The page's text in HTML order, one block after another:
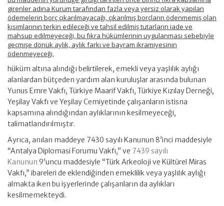
girenler adına Kurum tarafından fazla veya yersiz olarak yapılan
ödemelerin borç çıkarılmayacağı, çıkarılmış borçların ödenmemiş olan
kısımlarının terkin edileceği ve tahsil edilmiş tutarların iade ve
mahsup edilmeyeceği, bu fıkra hükümlerinin uygulanması sebebiyle
geçmişe dönük aylık, aylık farkı ve bayram ikramiyesinin
ödenmeyeceği,
hüküm altına alındığı belirtilerek, emekli veya yaşlılık aylığı
alanlardan bütçeden yardım alan kuruluşlar arasında bulunan
Yunus Emre Vakfı, Türkiye Maarif Vakfı, Türkiye Kızılay Derneği,
Yeşilay Vakfı ve Yeşilay Cemiyetinde çalışanların istisna
kapsamına alındığından aylıklarının kesilmeyeceği,
talimatlandırılmıştır.
Ayrıca, anılan maddeye 7430 sayılı Kanunun 8’inci maddesiyle
“Antalya Diplomasi Forumu Vakfı,” ve 7439 sayılı
Kanunun 9’uncu maddesiyle “Türk Arkeoloji ve Kültürel Miras
Vakfı,” ibareleri de eklendiğinden emeklilik veya yaşlılık aylığı
almakta iken bu işyerlerinde çalışanların da aylıkları
kesilmemekteydi.